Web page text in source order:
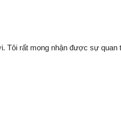
Tôi rất mong nhận được sự quan